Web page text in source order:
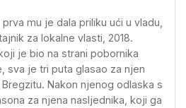
mu je dala priliku ući u vladu,
za lokalne vlasti, 2018.
je bio na strani pobornika
sva je tri puta glasao za njen
Nakon njenog odlaska s
za njena nasljednika, koji ga